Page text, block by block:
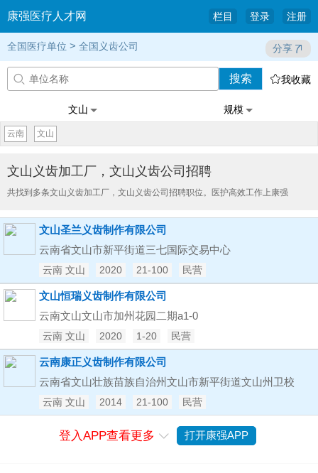
康强医疗人才网 栏目 登录 注册
全国医疗单位 > 全国义齿公司 分享
 搜索 我收藏
文山 规模
云南 文山
文山义齿加工厂，文山义齿公司招聘
共找到多条文山义齿加工厂，文山义齿公司招聘职位。医护高效工作上康强
文山圣兰义齿制作有限公司
云南省文山市新平街道三七国际交易中心
云南 文山 2020 21-100 民营
文山恒瑞义齿制作有限公司
云南文山文山市加州花园二期a1-0
云南 文山 2020 1-20 民营
云南康正义齿制作有限公司
云南省文山壮族苗族自治州文山市新平街道文山州卫校
云南 文山 2014 21-100 民营
登入APP查看更多  打开康强APP